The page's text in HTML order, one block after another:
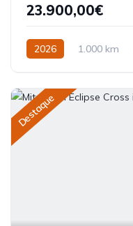
23.900,00€
2026 1.000 km
Destaque